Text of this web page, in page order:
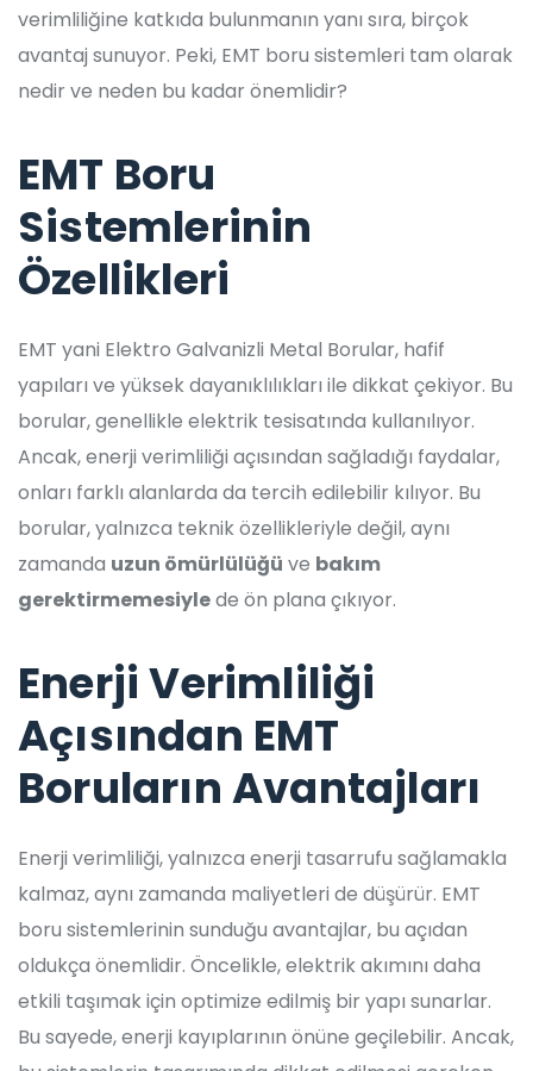
verimliliğine katkıda bulunmanın yanı sıra, birçok
avantaj sunuyor. Peki, EMT boru sistemleri tam olarak
nedir ve neden bu kadar önemlidir?
EMT Boru
Sistemlerinin
Özellikleri
EMT yani Elektro Galvanizli Metal Borular, hafif
yapıları ve yüksek dayanıklılıkları ile dikkat çekiyor. Bu
borular, genellikle elektrik tesisatında kullanılıyor.
Ancak, enerji verimliliği açısından sağladığı faydalar,
onları farklı alanlarda da tercih edilebilir kılıyor. Bu
borular, yalnızca teknik özellikleriyle değil, aynı
zamanda uzun ömürlülüğü ve bakım
gerektirmemesiylede ön plana çıkıyor.
Enerji Verimliliği
Açısından EMT
Boruların Avantajları
Enerji verimliliği, yalnızca enerji tasarrufu sağlamakla
kalmaz, aynı zamanda maliyetleri de düşürür. EMT
boru sistemlerinin sunduğu avantajlar, bu açıdan
oldukça önemlidir. Öncelikle, elektrik akımını daha
etkili taşımak için optimize edilmiş bir yapı sunarlar.
Bu sayede, enerji kayıplarının önüne geçilebilir. Ancak,